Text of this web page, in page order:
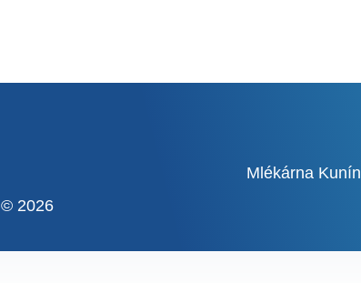
© 2026
Mlékárna Kunín